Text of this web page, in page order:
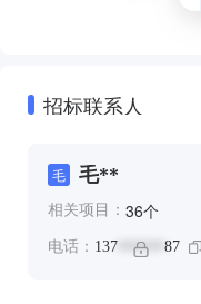
招标联系人
毛 毛**
相关项目： 36个
电话： 137 ****** 87